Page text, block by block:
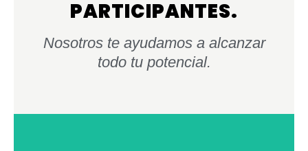
PARTICIPANTES.
Nosotros te ayudamos a alcanzar
todo tu potencial.